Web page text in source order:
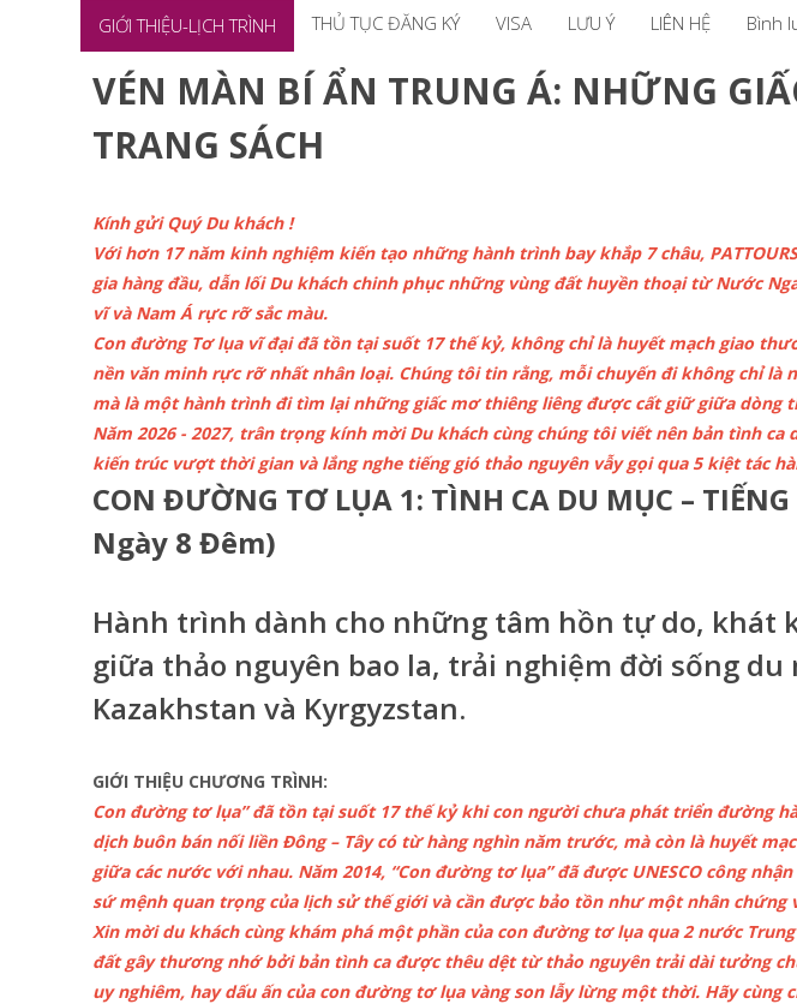
GIỚI THIỆU-LỊCH TRÌNH THỦ TỤC ĐĂNG KÝ VISA LƯU Ý LIÊN HỆ Bình
VÉN MÀN BÍ ẨN TRUNG Á: NHỮNG
TRANG SÁCH
Kính gửi Quý Du khách !
Với hơn 17 năm kinh nghiệm kiến tạo những hành trình bay khắp 7 châu,
gia hàng đầu, dẫn lối Du khách chinh phục những vùng đất huyền thoại từ Nước
vĩ và Nam Á rực rỡ sắc màu.
Con đường Tơ lụa vĩ đại đã tồn tại suốt 17 thế kỷ, không chỉ là huyết mạch giao
nền văn minh rực rỡ nhất nhân loại. Chúng tôi tin rằng, mỗi chuyến đi không chỉ là
mà là một hành trình đi tìm lại những giấc mơ thiêng liêng được cất giữ giữa dòng
Năm 2026 - 2027, trân trọng kính mời Du khách cùng chúng tôi viết nên bản tình
kiến trúc vượt thời gian và lắng nghe tiếng gió thảo nguyên vẫy gọi qua 5 kiệt tác
CON ĐƯỜNG TƠ LỤA 1: TÌNH CA DU MỤC –
Ngày 8 Đêm)
Hành trình dành cho những tâm hồn tự do, khát
giữa thảo nguyên bao la, trải nghiệm đời sống
Kazakhstan và Kyrgyzstan.
GIỚI THIỆU CHƯƠNG TRÌNH:
Con đường tơ lụa” đã tồn tại suốt 17 thế kỷ khi con người chưa phát triển đường
dịch buôn bán nối liền Đông – Tây có từ hàng nghìn năm trước, mà còn là huyết
giữa các nước với nhau. Năm 2014, “Con đường tơ lụa” đã được UNESCO công
sứ mệnh quan trọng của lịch sử thế giới và cần được bảo tồn như một nhân chứng
Xin mời du khách cùng khám phá một phần của con đường tơ lụa qua 2 nước Trung
đất gây thương nhớ bởi bản tình ca được thêu dệt từ thảo nguyên trải dài tưởng
uy nghiêm, hay dấu ấn của con đường tơ lụa vàng son lẫy lừng một thời. Hãy cùng